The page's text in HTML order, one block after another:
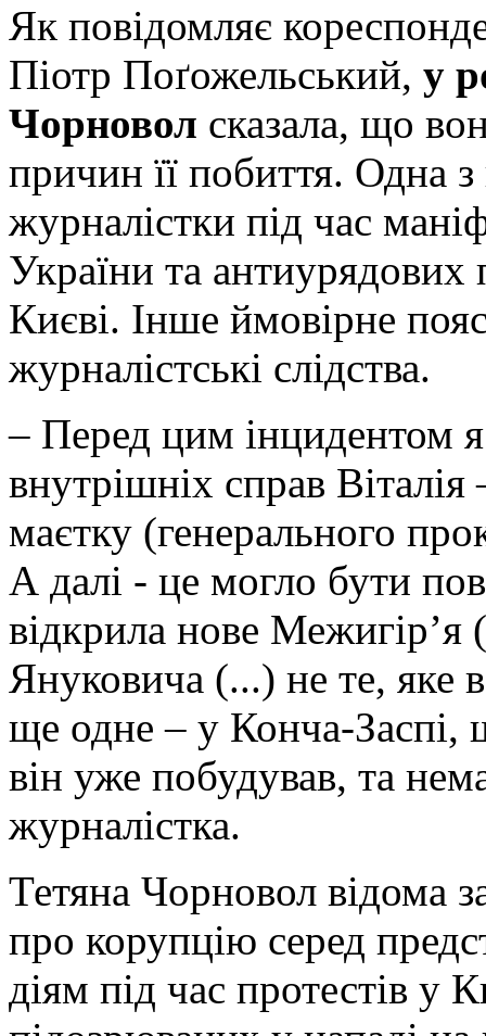
Як повідомляє
Піотр Поґожельський, у
Чорновол сказала, що
причин її побиття. Одна з
журналістки під час
України та антиурядових
Києві. Інше ймовірне
журналістські слідства.
– Перед цим інцидентом я
внутрішніх справ
маєтку (генерального
А далі - це могло бути
відкрила нове Межигір’я
Януковича (...) не те, яке
ще одне – у Конча-Заспі,
він уже побудував, та
журналістка.
Тетяна Чорновол відома
про корупцію серед
діям під час протестів у